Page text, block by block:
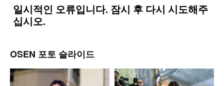
OSEN 포토 슬라이드